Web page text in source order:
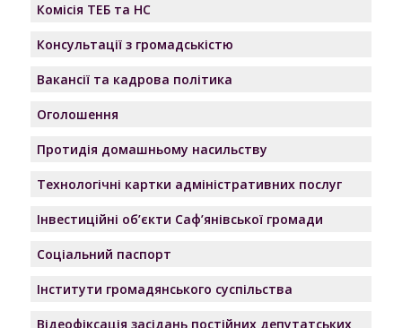
Комісія ТЕБ та НС
Консультації з громадськістю
Вакансії та кадрова політика
Оголошення
Протидія домашньому насильству
Технологічні картки адміністративних послуг
Інвестиційні об’єкти Саф’янівської громади
Соціальний паспорт
Інститути громадянського суспільства
Відеофіксація засідань постійних депутатських